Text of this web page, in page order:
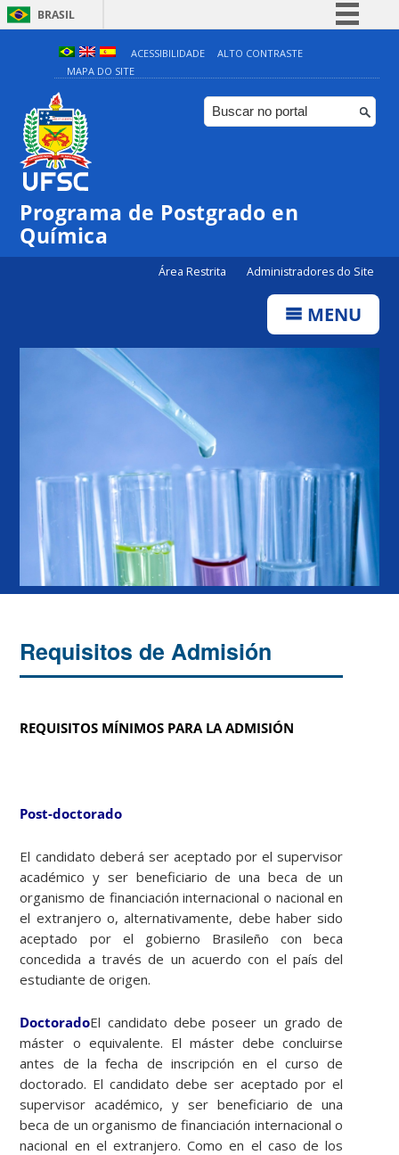
BRASIL
Simplifique!
Comunica BR
Participe
ACESSIBILIDADE
ALTO CONTRASTE
MAPA DO SITE
Programa de Postgrado en
Química
Área Restrita Administradores do Site
MENU
Requisitos de Admisión
REQUISITOS MÍNIMOS PARA LA ADMISIÓN
Post-doctorado
El candidato deberá ser aceptado por el supervisor
académico y ser beneficiario de una beca de un
organismo de financiación internacional o nacional en
el extranjero o, alternativamente, debe haber sido
aceptado por el gobierno Brasileño con beca
concedida a través de un acuerdo con el país del
estudiante de origen.
DoctoradoEl candidato debe poseer un grado de
máster o equivalente. El máster debe concluirse
antes de la fecha de inscripción en el curso de
doctorado. El candidato debe ser aceptado por el
supervisor académico, y ser beneficiario de una
beca de un organismo de financiación internacional o
nacional en el extranjero. Como en el caso de los